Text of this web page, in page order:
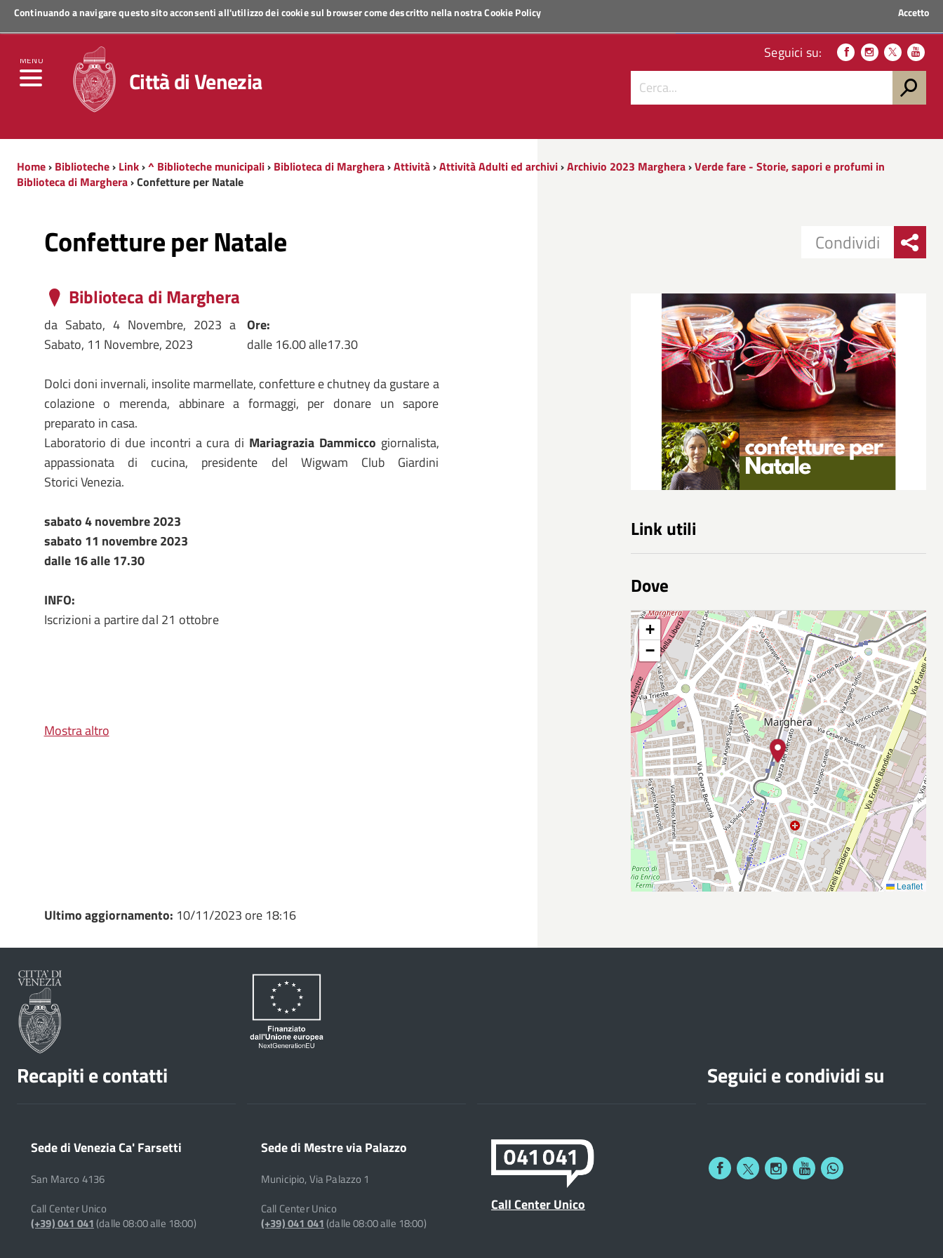
Continuando a navigare questo sito acconsenti all'utilizzo dei cookie sul browser come descritto nella nostraCookie Policy Accetto
MENU
Regione Veneto
Città di Venezia
Seguici su:
Home› Biblioteche› Link›^ Biblioteche municipali› Biblioteca di Marghera›Attività›Attività Adulti ed archivi›Archivio 2023 Marghera›Verde fare - Storie, sapori e profumi in
Biblioteca di Marghera› Confetture per Natale
Confetture per Natale
Biblioteca di Marghera
da Sabato, 4 Novembre, 2023 a
Sabato, 11 Novembre, 2023
Ore:
dalle 16.00 alle17.30
Dolci doni invernali, insolite marmellate, confetture e chutney da gustare a
colazione o merenda, abbinare a formaggi, per donare un sapore
preparato in casa.
Laboratorio di due incontri a cura di Mariagrazia Dammicco giornalista,
appassionata di cucina, presidente del Wigwam Club Giardini
Storici Venezia.
sabato 4 novembre 2023
sabato 11 novembre2023
dalle 16 alle 17.30
INFO:
Iscrizioni a partire dal 21 ottobre
Mostra altro
Condividi
Link utili
Dove
+
−
Leaflet
Ultimo aggiornamento: 10/11/2023 ore 18:16
Recapiti e contatti
Sede di Venezia Ca' Farsetti
San Marco 4136
Call Center Unico
(+39) 041 041(dalle 08:00 alle 18:00)
Sede di Mestre via Palazzo
Municipio, Via Palazzo 1
Call Center Unico
(+39) 041 041(dalle 08:00 alle 18:00)
Call Center Unico
Seguici e condividi su